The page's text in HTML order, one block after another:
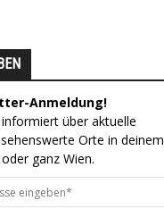
Anmeldung!
über aktuelle
Orte in deinem
ganz Wien.